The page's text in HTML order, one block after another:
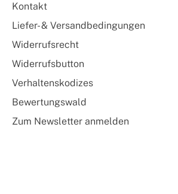
Kontakt
Liefer- & Versandbedingungen
Widerrufsrecht
Widerrufsbutton
Verhaltenskodizes
Bewertungswald
Zum Newsletter anmelden